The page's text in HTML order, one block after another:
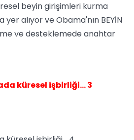
beyin girişimleri kurma
yer alıyor ve Obama'nın BEYİN
ve desteklemede anahtar